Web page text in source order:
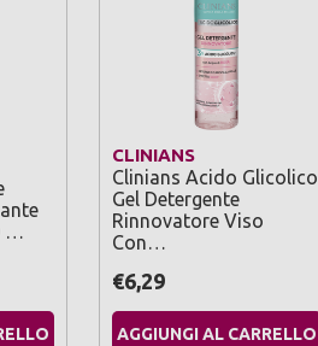
…
CLINIANS
Clinians Acido Glicolico
Gel Detergente
Rinnovatore Viso
Con…
€6,29
AGGIUNGI AL CARRELLO